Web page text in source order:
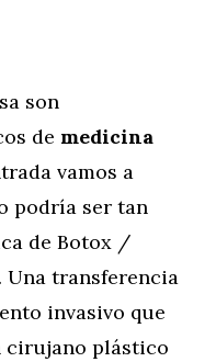
son
de medicina
vamos a
podría ser tan
de Botox /
Una transferencia
invasivo que
cirujano plástico